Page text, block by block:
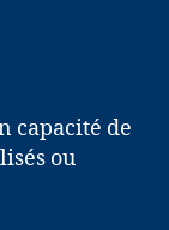
capacité de
ou